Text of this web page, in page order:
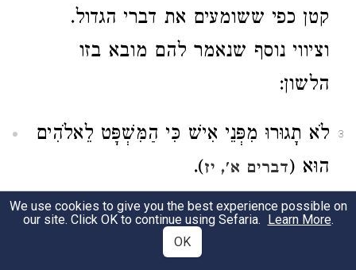
קטן כפי ששומעים את דברי הגדול.
וציווי נוסף שנאמר להם מובא בזו
הלשון:
3
לֹא תָגוּרוּ מִפְּנֵי אִישׁ כִּי הַמִּשְׁפָּט לֵאלֹהִים
הוּא (דברים א', יז).
המילה "תגורו" היא מילה יחידאית
בפסוקי התורה, המחייבת הסבר ופירוש.
We use cookies to give you the best experience possible on
our site. Click OK to continue using Sefaria. Learn More.
OK